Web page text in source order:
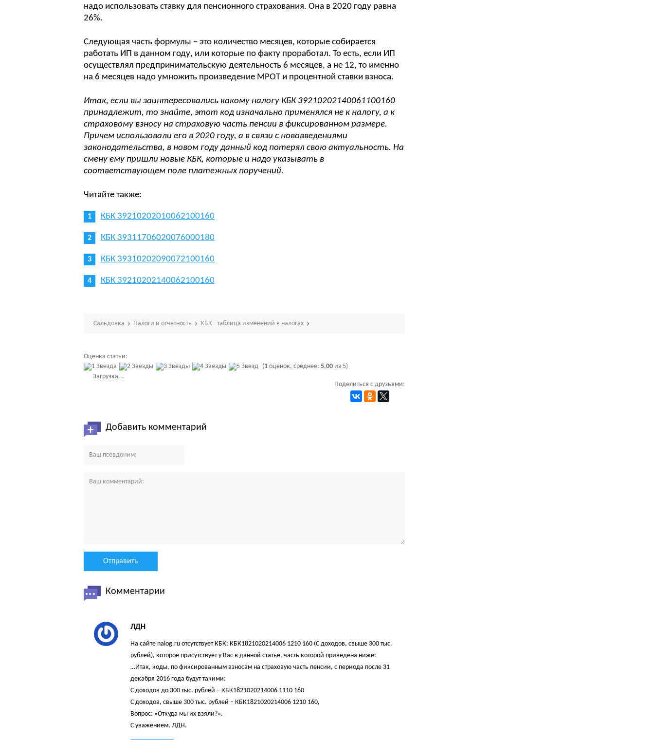
надо использовать ставку для пенсионного страхования. Она в 2020 году равна
26%.
Следующая часть формулы – это количество месяцев, которые собирается
работать ИП в данном году, или которые по факту проработал. То есть, если ИП
осуществлял предпринимательскую деятельность 6 месяцев, а не 12, то именно
на 6 месяцев надо умножить произведение МРОТ и процентной ставки взноса.
Итак, если вы заинтересовались какому налогу КБК 39210202140061100160
принадлежит, то знайте, этот код изначально применялся не к налогу, а к
страховому взносу на страховую часть пенсии в фиксированном размере.
Причем использовали его в 2020 году, а в связи с нововведениями
законодательства, в новом году данный код потерял свою актуальность. На
смену ему пришли новые КБК, которые и надо указывать в
соответствующем поле платежных поручений.
Читайте также:
КБК 39210202010062100160
КБК 39311706020076000180
КБК 39310202090072100160
КБК 39210202140062100160
Сальдовка Налоги и отчетность КБК - таблица изменений в налогах
Оценка статьи:
(1 оценок, среднее: 5,00 из 5)
Загрузка...
Поделиться с друзьями:
Добавить комментарий
Комментарии
ЛДН
На сайте nalog.ru отсутствует КБК: КБК1821020214006 1210 160 (С доходов, свыше 300 тыс.
рублей), которое присутствует у Вас в данной статье, часть которой приведена ниже:
…Итак, коды, по фиксированным взносам на страховую часть пенсии, с периода после 31
декабря 2016 года будут такими:
С доходов до 300 тыс. рублей – КБК1821020214006 1110 160
С доходов, свыше 300 тыс. рублей – КБК1821020214006 1210 160,
Вопрос: «Откуда мы их взяли?».
С уважением, ЛДН.